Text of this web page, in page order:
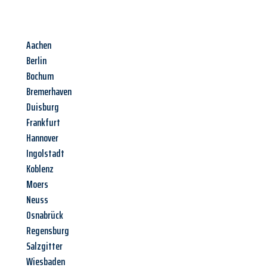
Aachen
Berlin
Bochum
Bremerhaven
Duisburg
Frankfurt
Hannover
Ingolstadt
Koblenz
Moers
Neuss
Osnabrück
Regensburg
Salzgitter
Wiesbaden